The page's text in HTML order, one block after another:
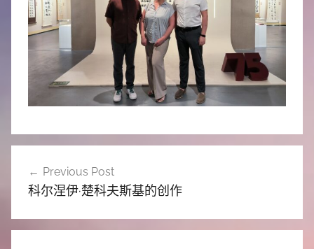
章
航
Previous Post
科尔涅伊·楚科夫斯基的创作